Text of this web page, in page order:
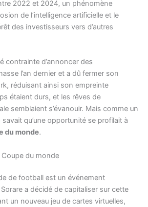
2022 et 2024, un phénomène
de l’intelligence artificielle et le
des investisseurs vers d’autres
contrainte d’annoncer des
l’an dernier et a dû fermer son
réduisant ainsi son empreinte
étaient durs, et les rêves de
semblaient s’évanouir. Mais comme un
qu’une opportunité se profilait à
du monde.
Coupe du monde
de football est un événement
a décidé de capitaliser sur cette
un nouveau jeu de cartes virtuelles,